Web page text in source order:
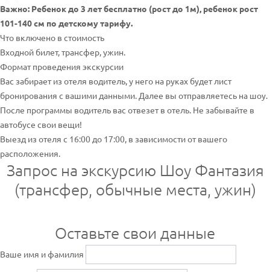
Важно: Ребенок до 3 лет бесплатно (рост до 1м), ребенок рост
101-140 см по детскому тарифу.
Что включено в стоимость
Входной билет, трансфер, ужин.
Формат проведения экскурсии
Вас забирает из отеля водитель, у него на руках будет лист
бронирования с вашими данными. Далее вы отправляетесь на шоу.
После программы водитель вас отвезет в отель. Не забывайте в
автобусе свои вещи!
Выезд из отеля с 16:00 до 17:00, в зависимости от вашего
расположения.
Запрос на экскурсию Шоу Фантазия
(трансфер, обычные места, ужин)
Оставьте свои данные
Ваше имя и фамилия